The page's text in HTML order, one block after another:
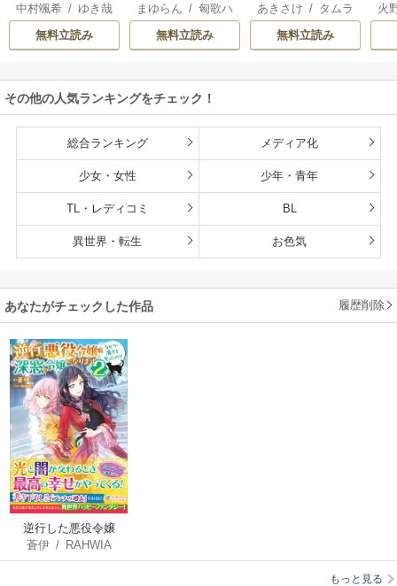
はございますが
中村颯希 / ゆき哉
無料立読み
ラナ・キンジェで
す。ごきげんよ
う。
まゆらん /匈歌ハ
トリ
無料立読み
ターをテイムした
ので、スパイダー
シルクで裁縫を頑
あきさけ / タムラ
ヨウ
無料立読み
火
その他の人気ランキングをチェック！
総合ランキング メディア化
少女・女性 少年・青年
TL・レディコミ BL
異世界・転生 お色気
あなたがチェックした作品 履歴削除
逆行した悪役令嬢
は、なぜか魔力を失
ったので深窓の令嬢
蒼伊/ RAHWIA
もっと見る